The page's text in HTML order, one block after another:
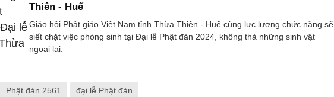
Thiên - Huế
Giáo hội Phật giáo Việt Nam tỉnh Thừa Thiên - Huế cùng lực lượng chức năng sẽ
siết chặt việc phóng sinh tại Đại lễ Phật đản 2024, không thả những sinh vật
ngoại lai.
Phật đản 2561 đại lễ Phật đản